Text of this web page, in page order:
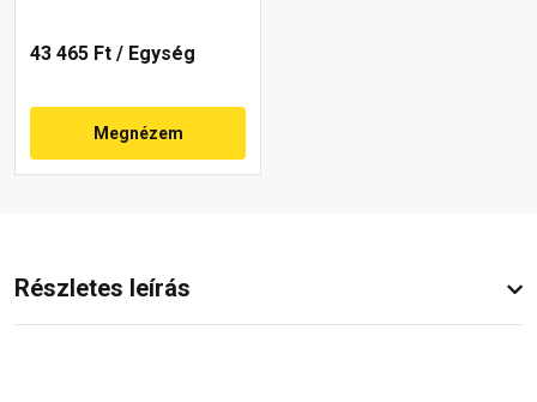
43 465 Ft / Egység
Megnézem
Részletes leírás